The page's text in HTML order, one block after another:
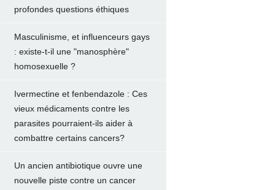
profondes questions éthiques
Masculinisme, et influenceurs gays
: existe-t-il une "manosphère"
homosexuelle ?
Ivermectine et fenbendazole : Ces
vieux médicaments contre les
parasites pourraient-ils aider à
combattre certains cancers?
Un ancien antibiotique ouvre une
nouvelle piste contre un cancer